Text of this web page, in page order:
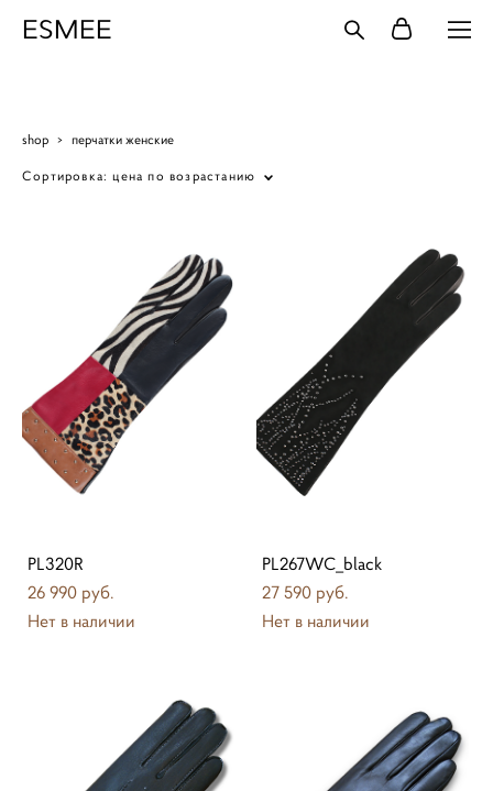
ESMEE
shop > перчатки женские
Сортировка: цена по возрастанию
PL320R
26 990 pуб.
Нет в наличии
PL267WC_black
27 590 pуб.
Нет в наличии